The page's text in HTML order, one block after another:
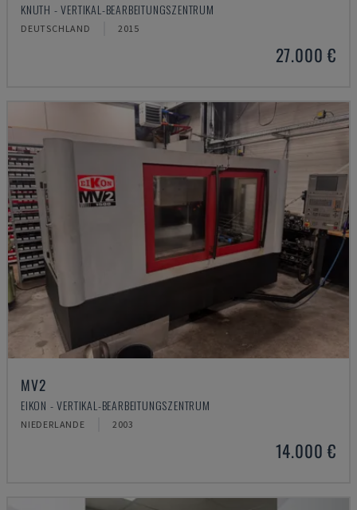
KNUTH - VERTIKAL-BEARBEITUNGSZENTRUM
DEUTSCHLAND 2015
27.000 €
MV2
EIKON - VERTIKAL-BEARBEITUNGSZENTRUM
NIEDERLANDE 2003
14.000 €